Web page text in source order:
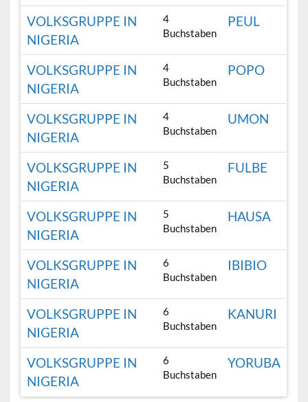
VOLKSGRUPPE IN
NIGERIA
4
Buchstaben
PEUL
VOLKSGRUPPE IN
NIGERIA
4
Buchstaben
POPO
VOLKSGRUPPE IN
NIGERIA
4
Buchstaben
UMON
VOLKSGRUPPE IN
NIGERIA
5
Buchstaben
FULBE
VOLKSGRUPPE IN
NIGERIA
5
Buchstaben
HAUSA
VOLKSGRUPPE IN
NIGERIA
6
Buchstaben
IBIBIO
VOLKSGRUPPE IN
NIGERIA
6
Buchstaben
KANURI
VOLKSGRUPPE IN
NIGERIA
6
Buchstaben
YORUBA